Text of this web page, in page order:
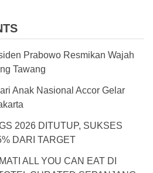
Prabowo Resmikan Wajah
Tawang
Anak Nasional Accor Gelar
2026 DITUTUP, SUKSES
DARI TARGET
ALL YOU CAN EAT DI